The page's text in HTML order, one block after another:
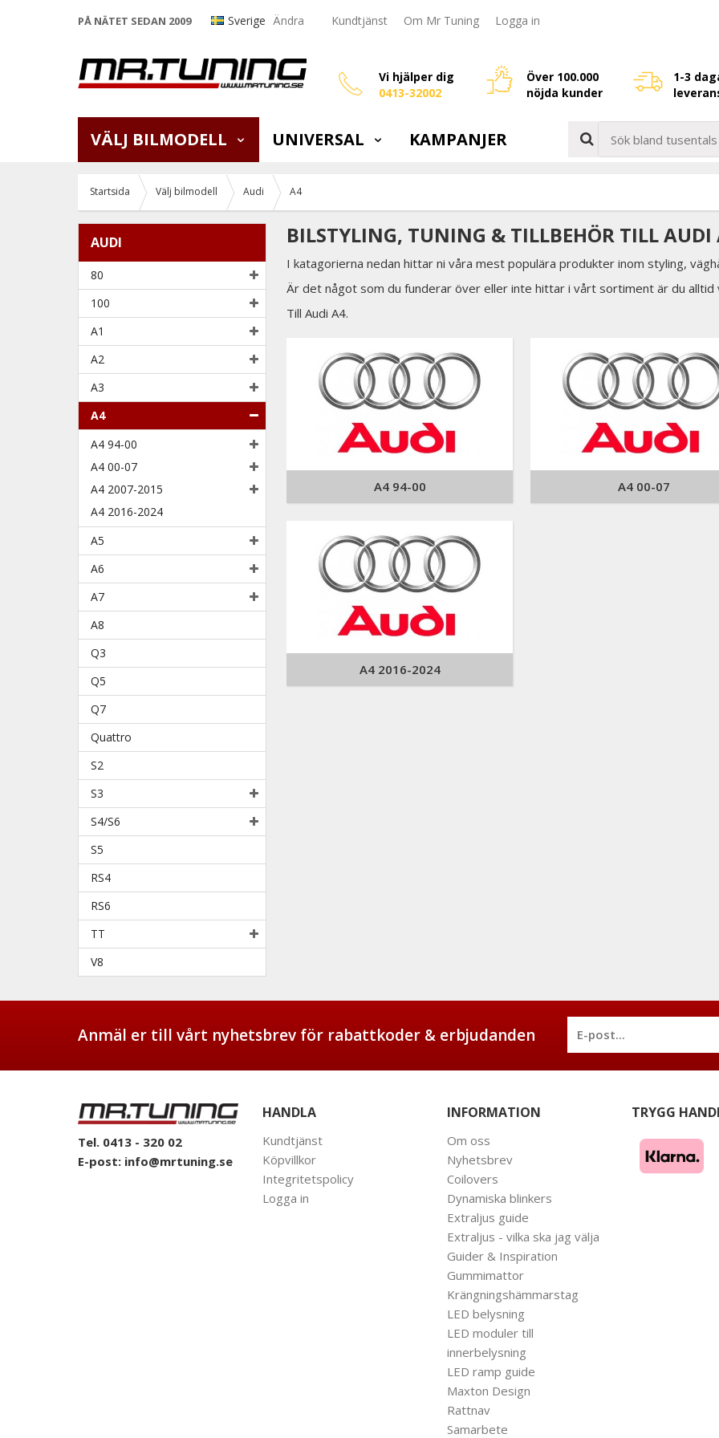
PÅ NÄTET SEDAN 2009 Sverige Ändra Kundtjänst Om Mr Tuning Logga in
Vi hjälper dig
0413-32002
Över 100.000
nöjda kunder
1-3
VÄLJ BILMODELL UNIVERSAL KAMPANJER
Startsida Välj bilmodell Audi A4
AUDI
80
100
A1
A2
A3
A4
A4 94-00
A4 00-07
A4 2007-2015
A4 2016-2024
A5
A6
A7
A8
Q3
Q5
Q7
Quattro
S2
S3
S4/S6
S5
RS4
RS6
TT
V8
BILSTYLING, TUNING & TILLBEHÖR TILL AUDI
I katagorierna nedan hittar ni våra mest populära produkter inom styling,
Är det något som du funderar över eller inte hittar i vårt sortiment är du alltid
Till Audi A4.
A4 94-00 A4 00-07
A4 2016-2024
Anmäl er till vårt nyhetsbrev för rabattkoder & erbjudanden
Tel. 0413 - 320 02
E-post: info@mrtuning.se
HANDLA
Kundtjänst
Köpvillkor
Integritetspolicy
Logga in
INFORMATION
Om oss
Nyhetsbrev
Coilovers
Dynamiska blinkers
Extraljus guide
Extraljus - vilka ska jag välja
Guider & Inspiration
Gummimattor
Krängningshämmarstag
LED belysning
LED moduler till
innerbelysning
LED ramp guide
Maxton Design
Rattnav
Samarbete
TRYGG